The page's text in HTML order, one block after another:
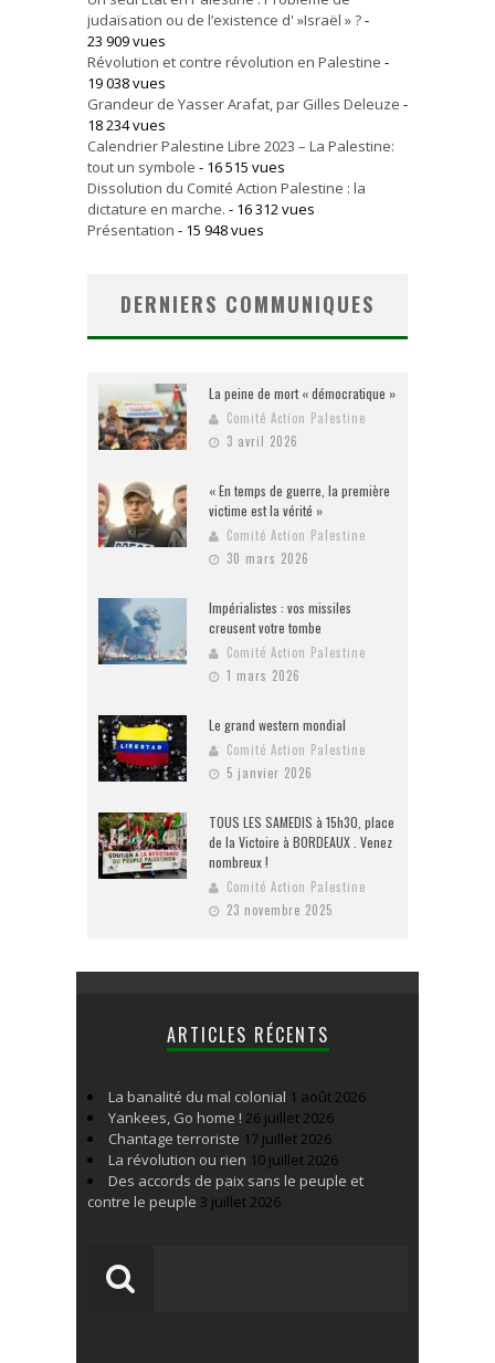
judaïsation ou de l’existence d' »Israël » ?-
23 909 vues
Révolution et contre révolution en Palestine -
19 038 vues
Grandeur de Yasser Arafat, par Gilles Deleuze -
18 234 vues
Calendrier Palestine Libre 2023 – La Palestine:
tout un symbole - 16 515 vues
Dissolution du Comité Action Palestine : la
dictature en marche. - 16 312 vues
Présentation - 15 948 vues
DERNIERS COMMUNIQUES
La peine de mort « démocratique »
Comité Action Palestine
3 avril 2026
« En temps de guerre, la première
victime est la vérité »
Comité Action Palestine
30 mars 2026
Impérialistes : vos missiles
creusent votre tombe
Comité Action Palestine
1 mars 2026
Le grand western mondial
Comité Action Palestine
5 janvier 2026
TOUS LES SAMEDIS à 15h30, place
de la Victoire à BORDEAUX . Venez
nombreux !
Comité Action Palestine
23 novembre 2025
ARTICLES RÉCENTS
La banalité du mal colonial 1 août 2026
Yankees, Go home ! 26 juillet 2026
Chantage terroriste 17 juillet 2026
La révolution ou rien 10 juillet 2026
Des accords de paix sans le peuple et
contre le peuple 3 juillet 2026